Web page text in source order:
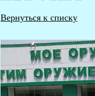
Вернуться к списку